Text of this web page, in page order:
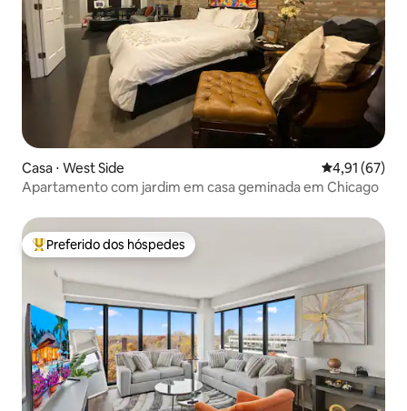
Casa ⋅ West Side 4,91 de uma
4,91 (67)
Apartamento com jardim em casa geminada em Chicago
Entre os melhores preferidos dos hóspedes
Preferido dos hóspedes